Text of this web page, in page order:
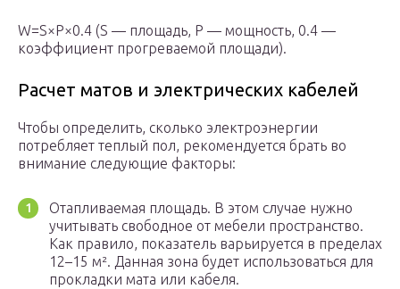
W=S×P×0.4 (S — площадь, P — мощность, 0.4 —
коэффициент прогреваемой площади).
Расчет матов и электрических кабелей
Чтобы определить, сколько электроэнергии
потребляет теплый пол, рекомендуется брать во
внимание следующие факторы:
Отапливаемая площадь. В этом случае нужно
учитывать свободное от мебели пространство.
Как правило, показатель варьируется в пределах
12–15 м². Данная зона будет использоваться для
прокладки мата или кабеля.